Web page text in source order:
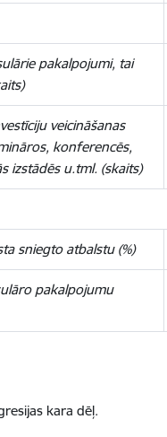
pakalpojumi, tai
veicināšanas
konferencēs,
izstādēs u.tml. (skaits)
sniegto atbalstu (%)
pakalpojumu
kara dēļ.